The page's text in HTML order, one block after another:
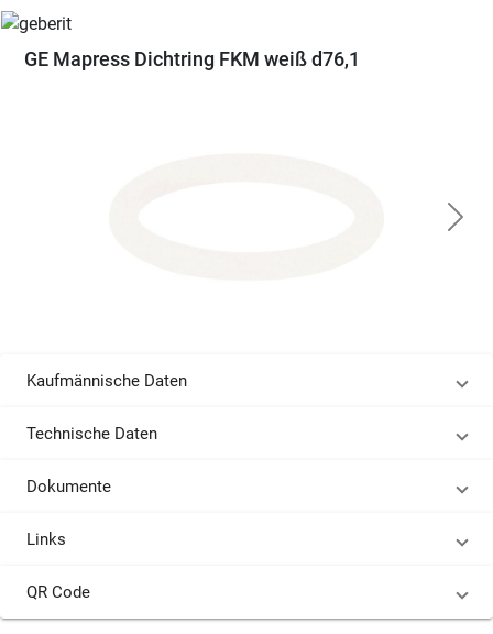
GE Mapress Dichtring FKM weiß d76,1
Kaufmännische Daten
Technische Daten
Dokumente
Links
QR Code